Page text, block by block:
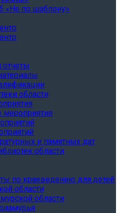
«Не по шаблону»
отчеты
области
мероприятия
и памятных дат
области
по краеведению для детей
области
области